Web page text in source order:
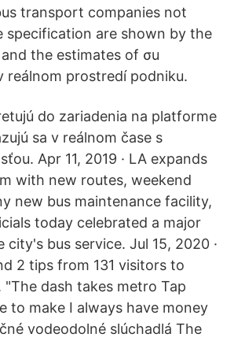
transport companies not
specification are shown by the
the estimates of σu
reálnom prostredí podniku.
do zariadenia na platforme
sa v reálnom čase s
Apr 11, 2019 · LA expands
with new routes, weekend
new bus maintenance facility,
today celebrated a major
city's bus service. Jul 15, 2020 ·
2 tips from 131 visitors to
"The dash takes metro Tap
to make I always have money
vodeodolné slúchadlá The